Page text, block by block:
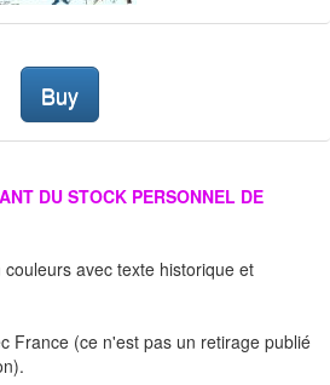
Buy
DU STOCK PERSONNEL DE
avec texte historique et
France (ce n'est pas un retirage publié